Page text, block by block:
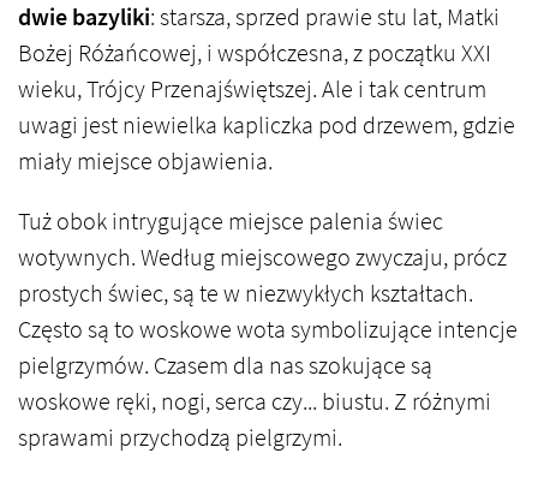
dwie bazyliki: starsza, sprzed prawie stu lat, Matki
Bożej Różańcowej, i współczesna, z początku XXI
wieku, Trójcy Przenajświętszej. Ale i tak centrum
uwagi jest niewielka kapliczka pod drzewem, gdzie
miały miejsce objawienia.
Tuż obok intrygujące miejsce palenia świec
wotywnych. Według miejscowego zwyczaju, prócz
prostych świec, są te w niezwykłych kształtach.
Często są to woskowe wota symbolizujące intencje
pielgrzymów. Czasem dla nas szokujące są
woskowe ręki, nogi, serca czy... biustu. Z różnymi
sprawami przychodzą pielgrzymi.